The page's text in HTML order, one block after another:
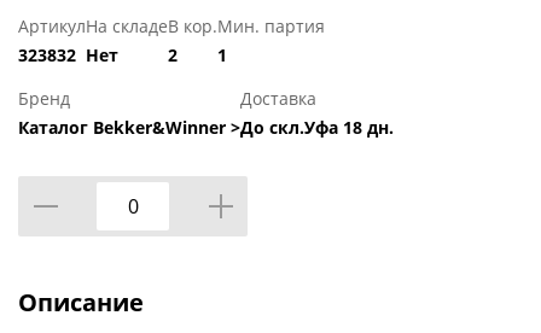
Артикул
323832
На складе
Нет
В кор.
2
Мин. партия
1
Бренд
Каталог Bekker&Winner >
Доставка
До скл.Уфа 18 дн.
Описание